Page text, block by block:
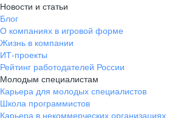
Новости и статьи
Блог
О компаниях в игровой форме
Жизнь в компании
ИТ-проекты
Рейтинг работодателей России
Молодым специалистам
Карьера для молодых специалистов
Школа программистов
Карьера в некоммерческих организациях